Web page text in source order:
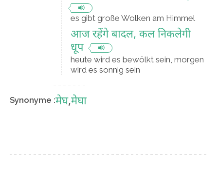
es gibt große Wolken am Himmel
आज रहेंगे बादल, कल निकलेगी
धूप
heute wird es bewölkt sein, morgen
wird es sonnig sein
Synonyme :मेघ,मेघा